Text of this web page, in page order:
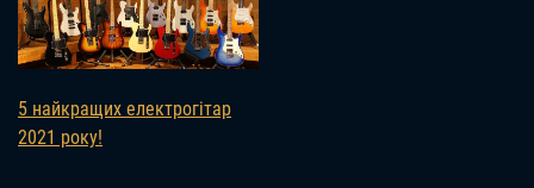
5 найкращих електрогітар
2021 року!